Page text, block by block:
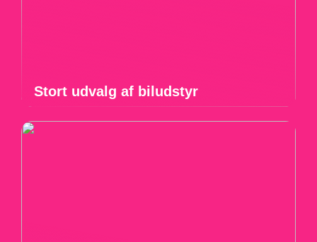
Stort udvalg af biludstyr